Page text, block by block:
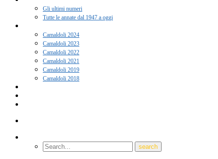
Gli ultimi numeri
Tutte le annate dal 1947 a oggi
Camaldoli 2024
Camaldoli 2023
Camaldoli 2022
Camaldoli 2021
Camaldoli 2019
Camaldoli 2018